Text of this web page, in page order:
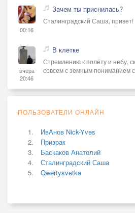
00:16
Зачем ты приснилась?
Сталинградский Саша, привет!
вчера
20:46
В клетке
Стремлению к полёту и небу,
совсем с земным пониманием
ПОЛЬЗОВАТЕЛИ ОНЛАЙН
ИвАнов Nick-Yves
Призрак
Баскаков Анатолий
Сталинградский Саша
Qwertysvetka